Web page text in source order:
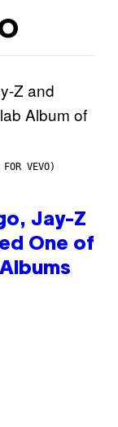
VEVO)
Jay-Z
One of